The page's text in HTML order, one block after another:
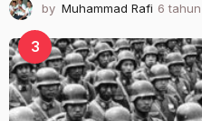
by Muhammad Rafi 6
3